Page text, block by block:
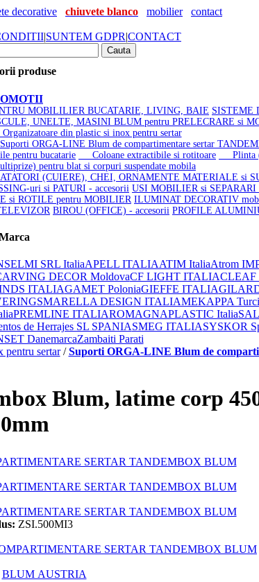
decorative chiuvete blanco mobilier contact
|SUNTEM GDPR|CONTACT
produse
MOBILILIER BUCATARIE, LIVING, BAIE SISTEME
UNELTE, MASINI BLUM pentru PRELECRARE si
din plastic si inox pentru sertar
ORGA-LINE Blum de compartimentare sertar
pentru bucatarie Coloane extractibile si rotitoare
Plinta
pentru blat si corpuri suspendate mobila
(CUIERE), CHEI, ORNAMENTE MATERIALE si
uri si PATURI - accesorii USI MOBILIER si SEPARARI
si ROTILE pentru MOBILIER ILUMINAT DECORATIV
BIROU (OFFICE) - accesorii PROFILE
SRL ItaliaAPELL ITALIAATIM ItaliaAtrom
DECOR MoldovaCF LIGHT ITALIACLEAF
ITALIAGAMET PoloniaGIEFFE ITALIA
MARELLA DESIGN ITALIAMEKAPPA
PREMLINE ITALIAROMAGNAPLASTIC Italia
de Herrajes SL SPANIASMEG ITALIASYSKOR
DanemarcaZambaiti Parati
pentru sertar/Suporti ORGA-LINE Blum de
Blum, latime corp
ZSI.500MI3
SERTAR TANDEMBOX BLUM
BLUM AUSTRIA